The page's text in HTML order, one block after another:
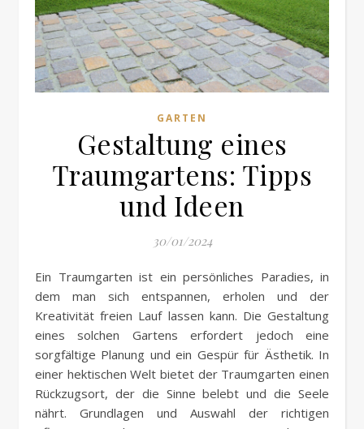
GARTEN
Gestaltung eines
Traumgartens: Tipps
und Ideen
30/01/2024
Ein Traumgarten ist ein persönliches Paradies, in
dem man sich entspannen, erholen und der
Kreativität freien Lauf lassen kann. Die Gestaltung
eines solchen Gartens erfordert jedoch eine
sorgfältige Planung und ein Gespür für Ästhetik. In
einer hektischen Welt bietet der Traumgarten einen
Rückzugsort, der die Sinne belebt und die Seele
nährt. Grundlagen und Auswahl der richtigen